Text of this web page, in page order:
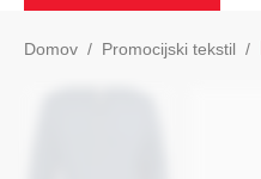
Domov Promocijski tekstil